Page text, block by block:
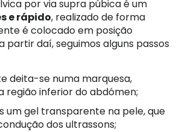
por via supra púbica é um
e rápido, realizado de forma
é colocado em posição
partir daí, seguimos alguns passos
deita-se numa marquesa,
região inferior do abdómen;
um gel transparente na pele, que
dos ultrassons;